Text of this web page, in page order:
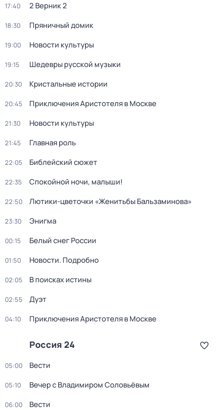
17:40 2 Верник 2
18:30 Пряничный домик
19:00 Новости культуры
19:15 Шедевры русской музыки
20:30 Кристальные истории
20:45 Приключения Аристотеля в Москве
21:30 Новости культуры
21:45 Главная роль
22:05 Библейский сюжет
22:35 Спокойной ночи, малыши!
22:50 Лютики-цветочки «Женитьбы Бальзаминова»
23:30 Энигма
00:15 Белый снег России
01:50 Новости. Подробно
02:05 В поисках истины
02:55 Дуэт
04:10 Приключения Аристотеля в Москве
Россия 24
05:00 Вести
05:10 Вечер с Владимиром Соловьёвым
06:00 Вести